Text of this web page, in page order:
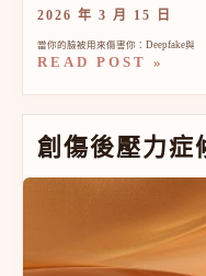
2026 年 3 月 15 日
當你的臉被用來傷害你：Deepfake與
READ POST »
創傷後壓力症
創傷後壓力症候群（